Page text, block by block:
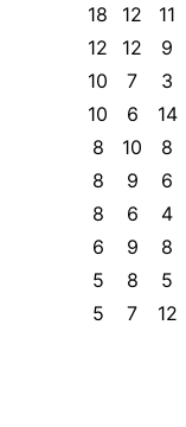
18 12
11
12 12
9
10 7
3
10 6
14
8 10
8
8 9
6
8 6
4
6 9
8
5 8
5
5 7 12